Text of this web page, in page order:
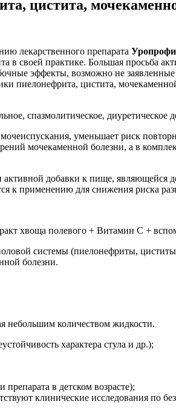
цистита,
лекарственного препарата
своей практике. Большая просьба
эффекты, возможно не
пиелонефрита, цистита,
спазмолитическое, диуретическое
уменьшает риск
мочекаменной болезни, а в
активной добавки к пище,
к применению для снижения риска
хвоща полевого + Витамин С +
системы (пиелонефриты,
болезни.
небольшим количеством жидкости.
характера стула и др.);
препарата в детском возрасте);
клинические исследования по